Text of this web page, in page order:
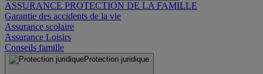
ASSURANCE PROTECTION DE LA FAMILLE
Garantie des accidents de la vie
Assurance scolaire
Assurance Loisirs
Conseils famille
Protection juridique